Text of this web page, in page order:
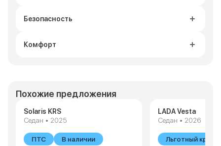
Безопасность
Комфорт
Похожие предложения
Solaris KRS
Седан • 2025
ПТС В наличии
LADA Vesta
Седан • 2026
Льготный